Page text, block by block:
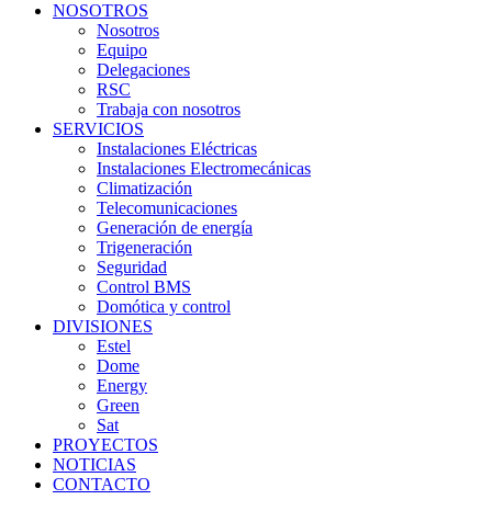
NOSOTROS
Nosotros
Equipo
Delegaciones
RSC
Trabaja con nosotros
SERVICIOS
Instalaciones Eléctricas
Instalaciones Electromecánicas
Climatización
Telecomunicaciones
Generación de energía
Trigeneración
Seguridad
Control BMS
Domótica y control
DIVISIONES
Estel
Dome
Energy
Green
Sat
PROYECTOS
NOTICIAS
CONTACTO